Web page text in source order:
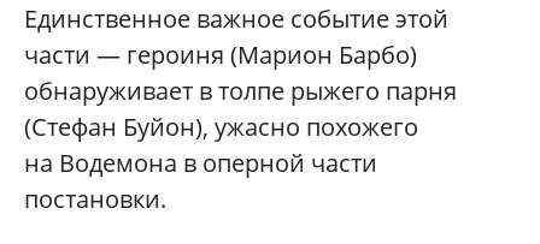
Единственное важное событие этой
части — героиня (Марион Барбо)
обнаруживает в толпе рыжего парня
(Стефан Буйон), ужасно похожего
на Водемона в оперной части
постановки.